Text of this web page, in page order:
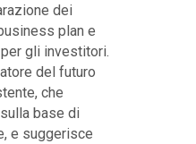
dei
plan e
gli investitori.
del futuro
che
base di
e suggerisce